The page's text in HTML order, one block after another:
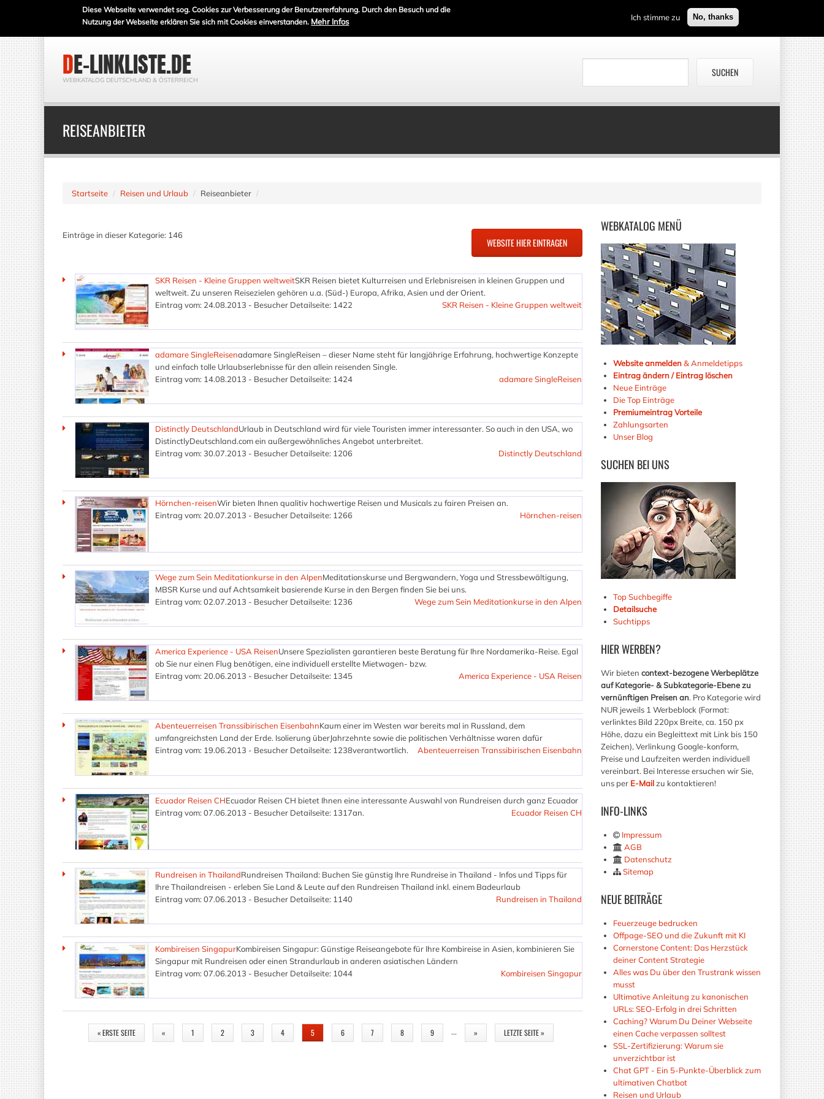
Diese Webseite verwendet sog. Cookies zur Verbesserung der Benutzererfahrung. Durch den Besuch und die
Nutzung der Webseite erklären Sie sich mit Cookies einverstanden. Mehr Infos Ich stimme zu No, thanks
DE-LINKLISTE.DE
WEBKATALOG DEUTSCHLAND & ÖSTERREICH
REISEANBIETER
Startseite Reisen und Urlaub Reiseanbieter
WEBKATALOG MENÜ
Website anmelden& Anmeldetipps
Eintrag ändern / Eintrag löschen
Neue Einträge
Die Top Einträge
Premiumeintrag Vorteile
Zahlungsarten
Unser Blog
SUCHEN BEI UNS
Top Suchbegiffe
Detailsuche
Suchtipps
HIERWERBEN?
Wir bieten context-bezogene Werbeplätze
auf Kategorie- & Subkategorie-Ebene zu
vernünftigen Preisen an. Pro Kategorie wird
NUR jeweils 1 Werbeblock (Format:
verlinktes Bild 220px Breite, ca. 150 px
Höhe, dazu ein Begleittext mit Link bis 150
Zeichen), Verlinkung Google-konform,
Preise und Laufzeiten werden individuell
vereinbart. Bei Interesse ersuchen wir Sie,
uns per E-Mailzu kontaktieren!
INFO-LINKS
Impressum
AGB
Datenschutz
Sitemap
NEUEBEITRÄGE
Feuerzeuge bedrucken
Offpage-SEO und die Zukunft mit KI
Cornerstone Content: Das Herzstück
deiner Content Strategie
Alles was Du über den Trustrank wissen
musst
Ultimative Anleitung zu kanonischen
URLs: SEO-Erfolg in drei Schritten
Caching? Warum Du Deiner Webseite
einen Cache verpassen solltest
SSL-Zertifizierung: Warum sie
unverzichtbar ist
Chat GPT - Ein 5-Punkte-Überblick zum
ultimativen Chatbot
Reisen und Urlaub
Einträge in dieser Kategorie: 146
SKR Reisen - Kleine Gruppen weltweitSKR Reisen bietet Kulturreisen und Erlebnisreisen in kleinen Gruppen und
weltweit. Zu unseren Reisezielen gehören u.a. (Süd-) Europa, Afrika, Asien und der Orient.
Eintrag vom: 24.08.2013 - Besucher Detailseite: 1422
SKR Reisen - Kleine Gruppen weltweit
adamare SingleReisenadamare SingleReisen – dieser Name steht für langjährige Erfahrung, hochwertige Konzepte
und einfach tolle Urlaubserlebnisse für den allein reisenden Single.
Eintrag vom: 14.08.2013 - Besucher Detailseite: 1424
adamare SingleReisen
Distinctly DeutschlandUrlaub in Deutschland wird für viele Touristen immer interessanter. So auch in den USA, wo
DistinctlyDeutschland.com ein außergewöhnliches Angebot unterbreitet.
Eintrag vom: 30.07.2013 - Besucher Detailseite: 1206
Distinctly Deutschland
Hörnchen-reisenWir bieten Ihnen qualitiv hochwertige Reisen und Musicals zu fairen Preisen an.
Eintrag vom: 20.07.2013 - Besucher Detailseite: 1266
Hörnchen-reisen
Wege zum Sein Meditationkurse in den AlpenMeditationskurse und Bergwandern, Yoga und Stressbewältigung,
MBSR Kurse und auf Achtsamkeit basierende Kurse in den Bergen finden Sie bei uns.
Eintrag vom: 02.07.2013 - Besucher Detailseite: 1236
Wege zum Sein Meditationkurse in den Alpen
America Experience - USA ReisenUnsere Spezialisten garantieren beste Beratung für Ihre Nordamerika-Reise. Egal
ob Sie nur einen Flug benötigen, eine individuell erstellte Mietwagen- bzw.
Eintrag vom: 20.06.2013 - Besucher Detailseite: 1345
America Experience - USA Reisen
Abenteuerreisen Transsibirischen EisenbahnKaum einer im Westen war bereits mal in Russland, dem
umfangreichsten Land der Erde. Isolierung überJahrzehnte sowie die politischen Verhältnisse waren dafür
verantwortlich.
Eintrag vom: 19.06.2013 - Besucher Detailseite: 1238 Abenteuerreisen Transsibirischen Eisenbahn
Ecuador Reisen CHEcuador Reisen CH bietet Ihnen eine interessante Auswahl von Rundreisen durch ganz Ecuador
an.
Eintrag vom: 07.06.2013 - Besucher Detailseite: 1317 Ecuador Reisen CH
Rundreisen in ThailandRundreisen Thailand: Buchen Sie günstig Ihre Rundreise in Thailand - Infos und Tipps für
Ihre Thailandreisen - erleben Sie Land & Leute auf den Rundreisen Thailand inkl. einem Badeurlaub
Eintrag vom: 07.06.2013 - Besucher Detailseite: 1140
Rundreisen in Thailand
Kombireisen SingapurKombireisen Singapur: Günstige Reiseangebote für Ihre Kombireise in Asien, kombinieren Sie
Singapur mit Rundreisen oder einen Strandurlaub in anderen asiatischen Ländern
Eintrag vom: 07.06.2013 - Besucher Detailseite: 1044
Kombireisen Singapur
SEITEN
« ERSTE SEITE « 1 2 3 4 5 6 7 8 9 … » LETZTE SEITE »